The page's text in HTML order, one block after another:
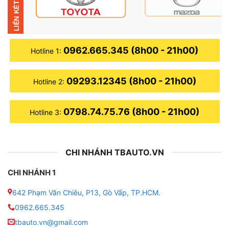
● Phim cách nhiệt bảo hành 10 năm có màu tự nhiên
và được phủ kim loại, giúp màu của sản phẩm không
phai hay thay đổi.
tạo cho bạn có tầm nhìn được rõ ràng hơn, đặc biệt là
vào ban đêm.
Hotline 1: 0962.665.345 (8h00 - 21h00)
Hotline 2: 09293.12345 (8h00 - 21h00)
Hotline 3: 0798.74.75.76 (8h00 - 21h00)
CHI NHÁNH TBAUTO.VN
CHI NHÁNH 1
642 Phạm Văn Chiêu, P13, Gò Vấp, TP.HCM.
0962.665.345
tbauto.vn@gmail.com